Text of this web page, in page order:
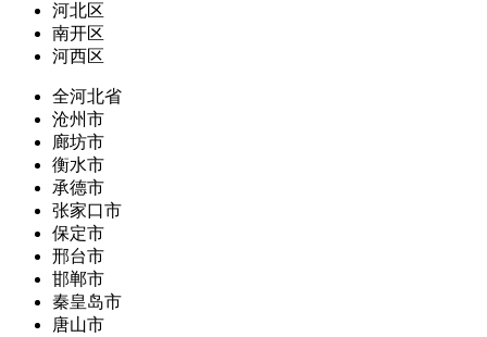
河北区
南开区
河西区
全河北省
沧州市
廊坊市
衡水市
承德市
张家口市
保定市
邢台市
邯郸市
秦皇岛市
唐山市